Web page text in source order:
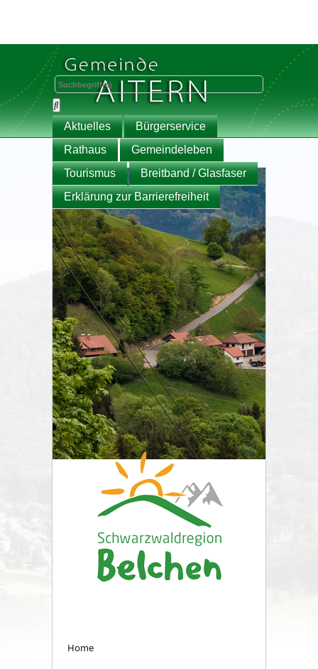
Aktuelles
Bürgerservice
Rathaus
Gemeindeleben
Tourismus
Breitband / Glasfaser
Erklärung zur Barrierefreiheit
Home